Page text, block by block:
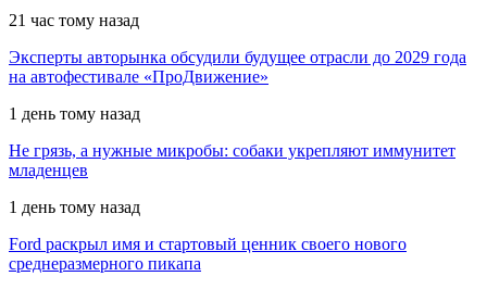
21 час тому назад
Эксперты авторынка обсудили будущее отрасли до 2029 года
на автофестивале «ПроДвижение»
1 день тому назад
Не грязь, а нужные микробы: собаки укрепляют иммунитет
младенцев
1 день тому назад
Ford раскрыл имя и стартовый ценник своего нового
среднеразмерного пикапа